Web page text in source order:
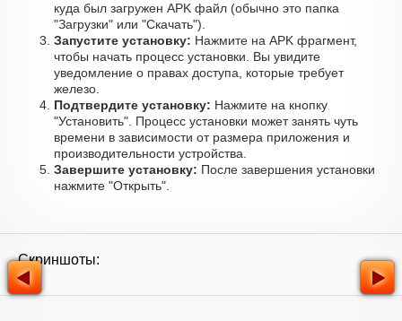
куда был загружен APK файл (обычно это папка
"Загрузки" или "Скачать").
Запустите установку: Нажмите на APK фрагмент,
чтобы начать процесс установки. Вы увидите
уведомление о правах доступа, которые требует
железо.
Подтвердите установку: Нажмите на кнопку
"Установить". Процесс установки может занять чуть
времени в зависимости от размера приложения и
производительности устройства.
Завершите установку: После завершения установки
нажмите "Открыть".
Скриншоты: